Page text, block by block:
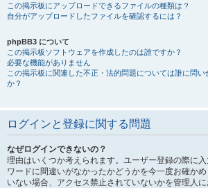
この掲示板にアップロードできるファイルの種類は？
自分がアップロードしたファイルを確認するには？
phpBB3 について
この掲示板ソフトウェアを作成したのは誰ですか？
必要な機能がありません
この掲示板に関連した不正・法的問題については誰に問い
か？
ログインと登録に関する問題
なぜログインできないの？
理由はいくつか考えられます。ユーザー登録の際に
ワードに間違いがなかったかどうかを今一度お確か
いない場合、アクセス禁止されていないかを管理人に